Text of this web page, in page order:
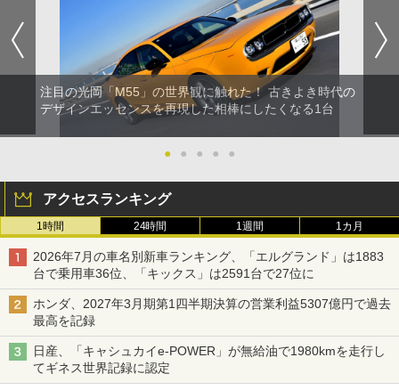
注目の光岡「M55」の世界観に触れた！ 古きよき時代の
デザインエッセンスを再現した相棒にしたくなる1台
● ● ● ● ●
アクセスランキング
1時間 24時間 1週間 1カ月
2026年7月の車名別新車ランキング、「エルグランド」は1883
台で乗用車36位、「キックス」は2591台で27位に
ホンダ、2027年3月期第1四半期決算の営業利益5307億円で過去
最高を記録
日産、「キャシュカイe-POWER」が無給油で1980kmを走行し
てギネス世界記録に認定